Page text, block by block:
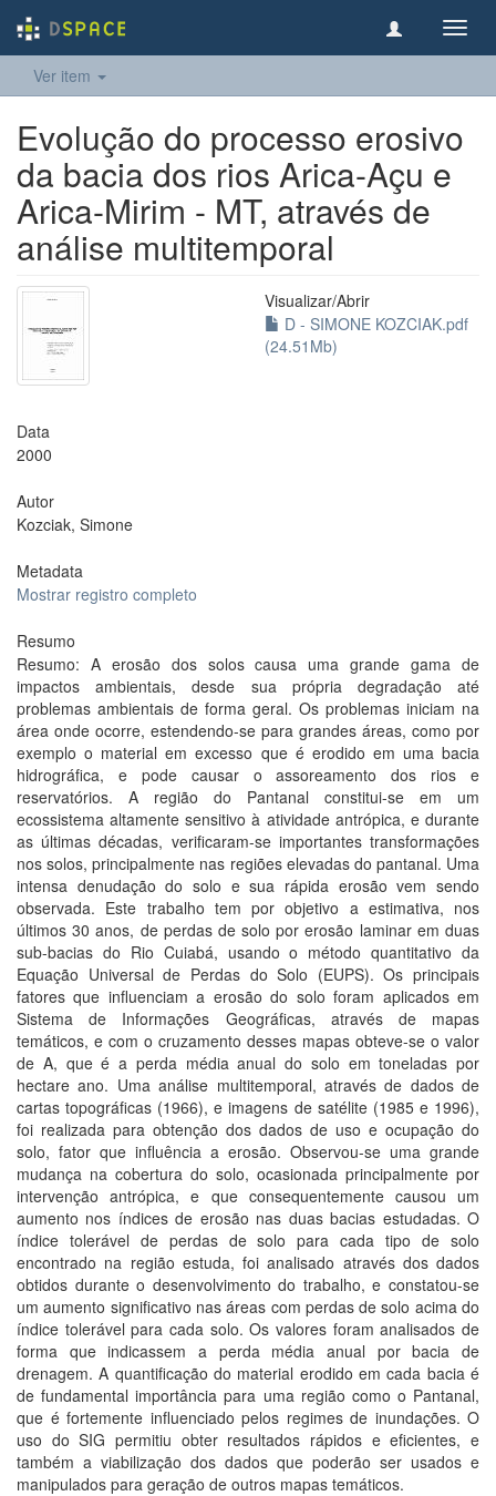
Ver item
Evolução do processo erosivo
da bacia dos rios Arica-Açu e
Arica-Mirim - MT, através de
análise multitemporal
Visualizar/Abrir
D - SIMONE KOZCIAK.pdf
(24.51Mb)
Data
2000
Autor
Kozciak, Simone
Metadata
Mostrar registro completo
Resumo
Resumo: A erosão dos solos causa uma grande gama de
impactos ambientais, desde sua própria degradação até
problemas ambientais de forma geral. Os problemas iniciam na
área onde ocorre, estendendo-se para grandes áreas, como por
exemplo o material em excesso que é erodido em uma bacia
hidrográfica, e pode causar o assoreamento dos rios e
reservatórios. A região do Pantanal constitui-se em um
ecossistema altamente sensitivo à atividade antrópica, e durante
as últimas décadas, verificaram-se importantes transformações
nos solos, principalmente nas regiões elevadas do pantanal. Uma
intensa denudação do solo e sua rápida erosão vem sendo
observada. Este trabalho tem por objetivo a estimativa, nos
últimos 30 anos, de perdas de solo por erosão laminar em duas
sub-bacias do Rio Cuiabá, usando o método quantitativo da
Equação Universal de Perdas do Solo (EUPS). Os principais
fatores que influenciam a erosão do solo foram aplicados em
Sistema de Informações Geográficas, através de mapas
temáticos, e com o cruzamento desses mapas obteve-se o valor
de A, que é a perda média anual do solo em toneladas por
hectare ano. Uma análise multitemporal, através de dados de
cartas topográficas (1966), e imagens de satélite (1985 e 1996),
foi realizada para obtenção dos dados de uso e ocupação do
solo, fator que influência a erosão. Observou-se uma grande
mudança na cobertura do solo, ocasionada principalmente por
intervenção antrópica, e que consequentemente causou um
aumento nos índices de erosão nas duas bacias estudadas. O
índice tolerável de perdas de solo para cada tipo de solo
encontrado na região estuda, foi analisado através dos dados
obtidos durante o desenvolvimento do trabalho, e constatou-se
um aumento significativo nas áreas com perdas de solo acima do
índice tolerável para cada solo. Os valores foram analisados de
forma que indicassem a perda média anual por bacia de
drenagem. A quantificação do material erodido em cada bacia é
de fundamental importância para uma região como o Pantanal,
que é fortemente influenciado pelos regimes de inundações. O
uso do SIG permitiu obter resultados rápidos e eficientes, e
também a viabilização dos dados que poderão ser usados e
manipulados para geração de outros mapas temáticos.